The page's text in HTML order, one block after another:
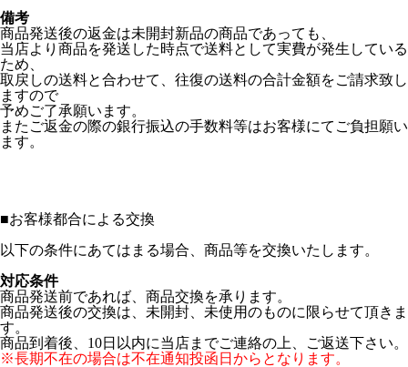
備考
商品発送後の返金は未開封新品の商品であっても、
当店より商品を発送した時点で送料として実費が発生している
ため、
取戻しの送料と合わせて、往復の送料の合計金額をご請求致し
ますので
予めご了承願います。
またご返金の際の銀行振込の手数料等はお客様にてご負担願い
ます。
■お客様都合による交換
以下の条件にあてはまる場合、商品等を交換いたします。
対応条件
商品発送前であれば、商品交換を承ります。
商品発送後の交換は、未開封、未使用のものに限らせて頂きま
す。
商品到着後、10日以内に当店までご連絡の上、ご返送下さい。
※長期不在の場合は不在通知投函日からとなります。